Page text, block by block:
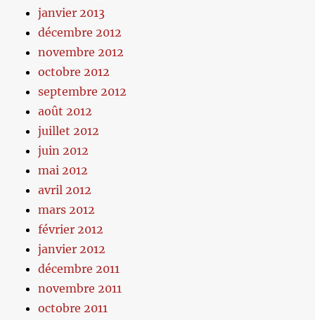
janvier 2013
décembre 2012
novembre 2012
octobre 2012
septembre 2012
août 2012
juillet 2012
juin 2012
mai 2012
avril 2012
mars 2012
février 2012
janvier 2012
décembre 2011
novembre 2011
octobre 2011